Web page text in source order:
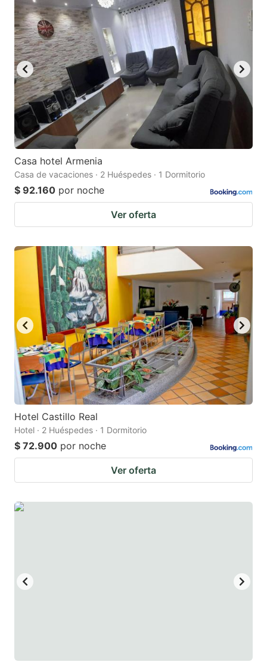
question
mark
key
to
get
the
keyboard
shortcuts
for
changing
dates.
question
mark
key
to
get
the
keyboard
shortcuts
changing
Casa hotel Armenia
Casa de vacaciones · 2 Huéspedes · 1 Dormitorio
$ 92.160 por noche
Ver oferta
Hotel Castillo Real
Hotel · 2 Huéspedes · 1 Dormitorio
$ 72.900 por noche
Ver oferta